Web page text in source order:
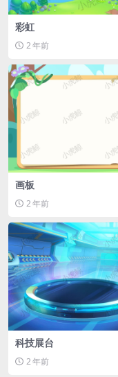
彩虹
2 年前
画板
2 年前
科技展台
2 年前